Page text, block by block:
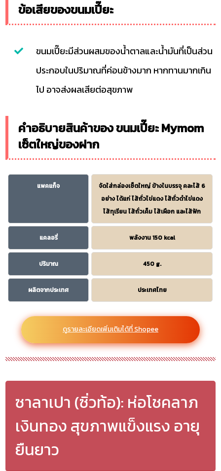
ข้อเสียของขนมเปี๊ยะ
ขนมเปี๊ยะมีส่วนผสมของน้ำตาลและน้ำมันที่เป็นส่วน
ประกอบในปริมาณที่ค่อนข้างมาก หากทานมากเกิน
ไป อาจส่งผลเสียต่อสุขภาพ
คำอธิบายสินค้าของ ขนมเปี๊ยะ Mymom
เซ็ตใหญ่ของฝาก
แพคแก็จ
จัดใส่กล่องเซ็ตใหญ่ ข้างในบรรจุ คละไส้ 6
อย่าง ได้แก่ ไส้ถั่วไข่แดง ไส้ถั่วดำไข่แดง
ไส้ทุเรียน ไส้ถั่วเค็ม ไส้เผือก และไส้ฟัก
แคลอรี่ พลังงาน 150 kcal
ปริมาณ 450 g.
ผลิตจากประเทศ ประเทศไทย
ดูรายละเอียดเพิ่มเติมได้ที่ Shopee
ซาลาเปา (ซิ่วท้อ): ห่อโชคลาภ
เงินทอง สุขภาพแข็งแรง อายุ
ยืนยาว